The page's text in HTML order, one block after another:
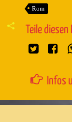
Rom
Teile
Infos